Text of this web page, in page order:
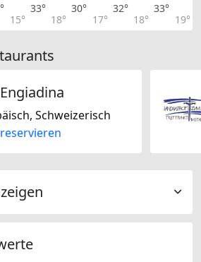
15°
33°
18°
30°
17°
32°
18°
33°
19°
Schweizerisch